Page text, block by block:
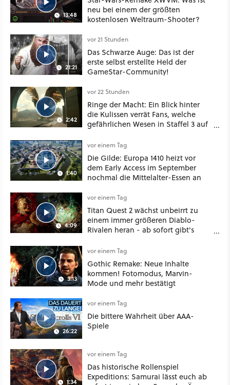
13:48
neu bei einem der größten
kostenlosen Weltraum-Shooter?
21:21
vor 21 Stunden
Das Schwarze Auge: Das ist der
erste selbst erstellte Held der
GameStar-Community!
2:42
vor 22 Stunden
Ringe der Macht: Ein Blick hinter
die Kulissen verrät Fans, welche
gefährlichen Wesen in Staffel 3 auf
1:40
vor einem Tag
Die Gilde: Europa 1410 heizt vor
dem Early Access im September
nochmal die Mittelalter-Essen an
4:09
vor einem Tag
Titan Quest 2 wächst unbeirrt zu
einem immer größeren Diablo-
Rivalen heran - ab sofort gibt's
Klasse
3:13
vor einem Tag
Gothic Remake: Neue Inhalte
kommen! Fotomodus, Marvin-
Mode und mehr bestätigt
26:22
vor einem Tag
Die bittere Wahrheit über AAA-
Spiele
1:34
vor einem Tag
Das historische Rollenspiel
Expeditions: Samurai lässt euch ab